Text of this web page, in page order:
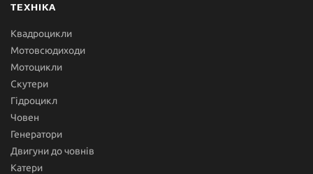
ТЕХНІКА
Квадроцикли
Мотовсюдиходи
Мотоцикли
Скутери
Гідроцикл
Човен
Генератори
Двигуни до човнів
Катери